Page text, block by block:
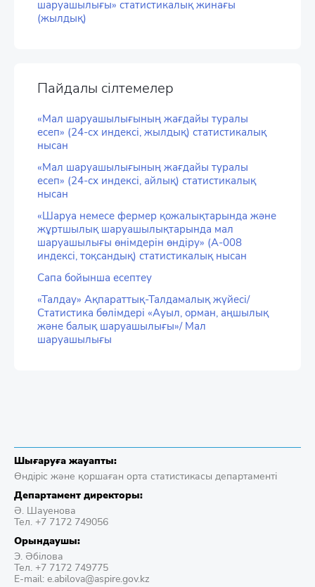
шаруашылығы» статистикалық жинағы
(жылдық)
Пайдалы сілтемелер
«Мал шаруашылығының жағдайы туралы
есеп» (24-сх индексі, жылдық) статистикалық
нысан
«Мал шаруашылығының жағдайы туралы
есеп» (24-сх индексі, айлық) статистикалық
нысан
«Шаруа немесе фермер қожалықтарында және
жұртшылық шаруашылықтарында мал
шаруашылығы өнімдерін өндіру» (А-008
индексі, тоқсандық) статистикалық нысан
Сапа бойынша есептеу
«Талдау» Ақпараттық-Талдамалық жүйесі/
Статистика бөлімдері «Ауыл, орман, аңшылық
және балық шаруашылығы»/ Мал
шаруашылығы
Шығаруға жауапты:
Өндіріс және қоршаған орта статистикасы департаменті
Департамент директоры:
Ә. Шауенова
Тел. +7 7172 749056
Орындаушы:
Э. Әбілова
Тел. +7 7172 749775
E-mail: e.abilova@aspire.gov.kz